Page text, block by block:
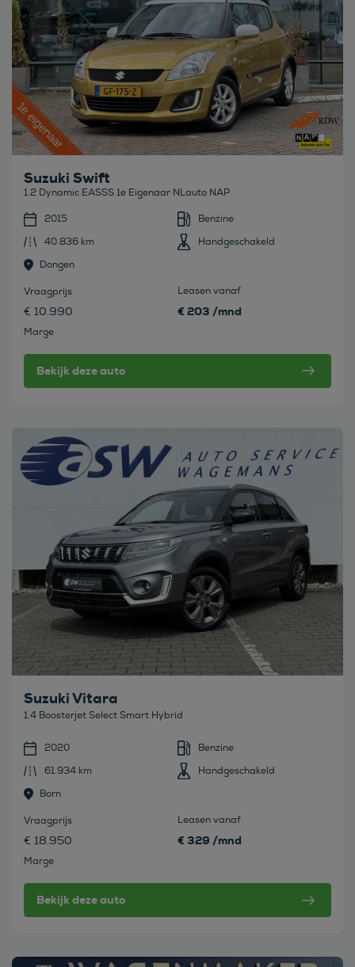
Suzuki Swift
1.2 Dynamic EASSS 1e Eigenaar NLauto NAP
2015
Benzine
40.836 km
Handgeschakeld
Dongen
Vraagprijs
€ 10.990
Marge
Leasen vanaf
€ 203 /mnd
Bekijk deze auto
Bekijk deze auto
Suzuki Vitara
1.4 Boosterjet Select Smart Hybrid
2020
Benzine
61.934 km
Handgeschakeld
Born
Vraagprijs
€ 18.950
Marge
Leasen vanaf
€ 329 /mnd
Bekijk deze auto